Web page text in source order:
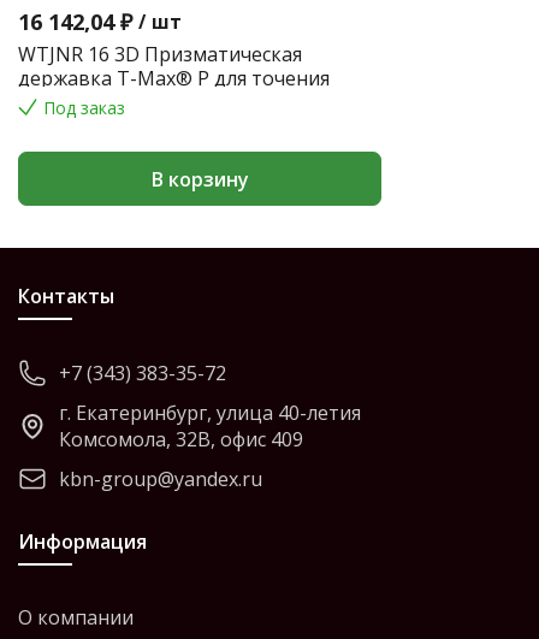
16 142,04 ₽ / шт
WTJNR 16 3D Призматическая
державка T-Max® P для точения
Под заказ
В корзину
Контакты
+7 (343) 383-35-72
г. Екатеринбург, улица 40-летия
Комсомола, 32В, офис 409
kbn-group@yandex.ru
Информация
О компании